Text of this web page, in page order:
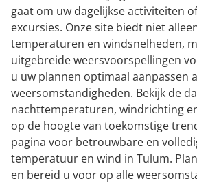
gaat om uw dagelijkse activiteiten
excursies. Onze site biedt niet
temperaturen en windsnelheden,
uitgebreide weersvoorspellingen
u uw plannen optimaal aanpassen
weersomstandigheden. Bekijk de
nachttemperaturen, windrichting
op de hoogte van toekomstige
pagina voor betrouwbare en
temperatuur en wind in Tulum.
en bereid u voor op alle